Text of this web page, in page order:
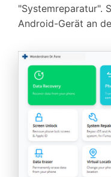
"Systemreparatur".
Android-Gerät an